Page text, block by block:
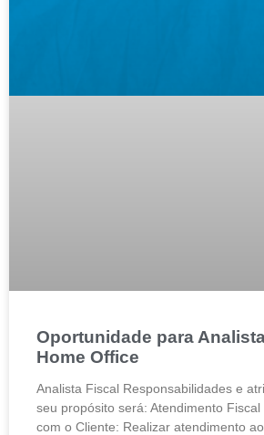
Oportunidade para
Home Office
Analista Fiscal Responsabilidades e
seu propósito será: Atendimento
com o Cliente: Realizar atendimento